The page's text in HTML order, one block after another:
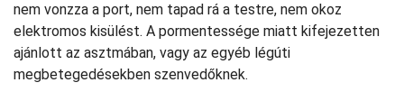
nem vonzza a port, nem tapad rá a testre, nem okoz
elektromos kisülést. A pormentessége miatt kifejezetten
ajánlott az asztmában, vagy az egyéb légúti
megbetegedésekben szenvedőknek.